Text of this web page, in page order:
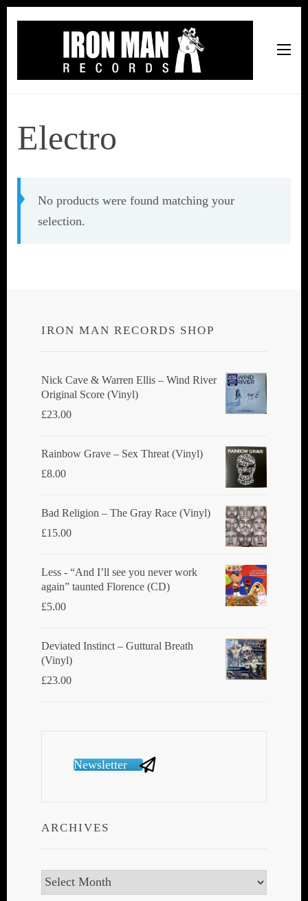
Electro
No products were found matching your
selection.
IRON MAN RECORDS SHOP
Nick Cave & Warren Ellis ‎– Wind River
Original Score (Vinyl)
£23.00
Rainbow Grave ‎– Sex Threat (Vinyl)
£8.00
Bad Religion ‎– The Gray Race (Vinyl)
£15.00
Less - “And I’ll see you never work
again” taunted Florence (CD)
£5.00
Deviated Instinct ‎– Guttural Breath
(Vinyl)
£23.00
Newsletter
ARCHIVES
Archives